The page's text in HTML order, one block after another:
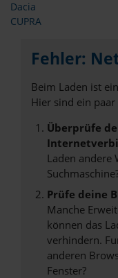
Dacia
CUPRA
Fehler:
Beim Laden ist
Hier sind ein
Überprüfe
Laden andere
Prüfe deine
Manche
können das
verhindern.
anderen
Fenster?